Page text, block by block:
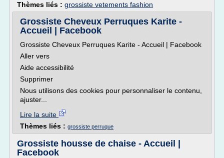
Thèmes liés : grossiste vetements fashion
Grossiste Cheveux Perruques Karite -
Accueil | Facebook
Grossiste Cheveux Perruques Karite - Accueil | Facebook
Aller vers
Aide accessibilité
Supprimer
Nous utilisons des cookies pour personnaliser le contenu,
ajuster...
Lire la suite
Thèmes liés : grossiste perruque
Grossiste housse de chaise - Accueil |
Facebook